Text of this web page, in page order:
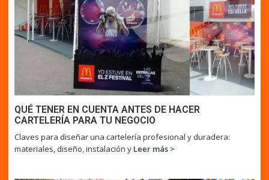
QUÉ TENER EN CUENTA ANTES DE HACER
CARTELERÍA PARA TU NEGOCIO
Claves para diseñar una cartelería profesional y duradera:
materiales, diseño, instalación y Leer más >